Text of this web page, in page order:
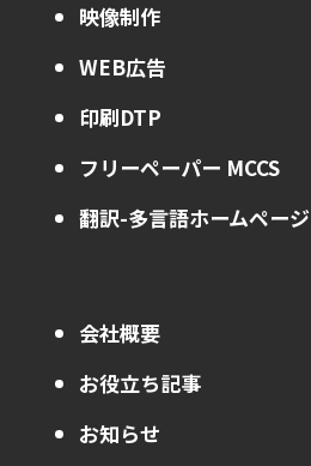
映像制作
WEB広告
印刷DTP
フリーペーパー MCCS
翻訳-多言語ホームページ
会社概要
お役立ち記事
お知らせ